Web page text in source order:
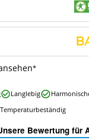
Bewertung für
Langlebig
Temperaturbeständig